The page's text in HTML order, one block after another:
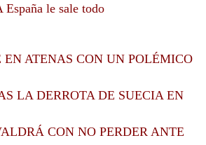
España le sale todo
EN ATENAS CON UN POLÉMICO
LA DERROTA DE SUECIA EN
CON NO PERDER ANTE